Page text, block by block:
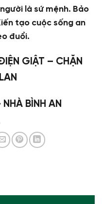
người là sứ mệnh. Bảo
tạo cuộc sống an
đuổi.
GIẬT – CHẶN
BÌNH AN